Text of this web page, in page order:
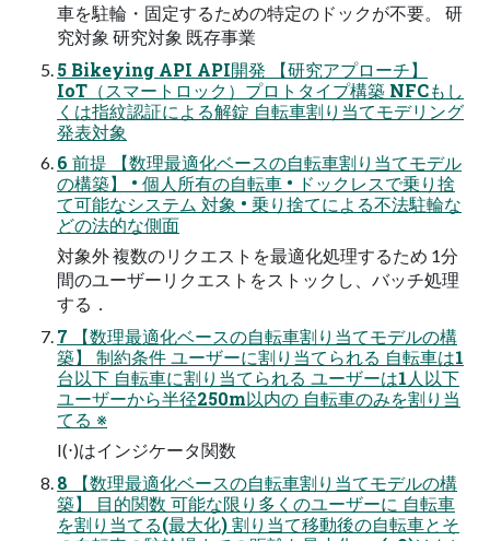
車を駐輪・固定するための特定のドックが不要。 研
究対象 研究対象 既存事業
5 Bikeying API API開発 【研究アプローチ】
IoT（スマートロック）プロトタイプ構築 NFCもし
くは指紋認証による解錠 自転車割り当てモデリング
発表対象
6 前提 【数理最適化ベースの自転車割り当てモデル
の構築】 • 個人所有の自転車 • ドックレスで乗り捨
て可能なシステム 対象 • 乗り捨てによる不法駐輪な
どの法的な側面
対象外 複数のリクエストを最適化処理するため 1分
間のユーザーリクエストをストックし、バッチ処理
する．
7 【数理最適化ベースの自転車割り当てモデルの構
築】 制約条件 ユーザーに割り当てられる 自転車は1
台以下 自転車に割り当てられる ユーザーは1人以下
ユーザーから半径250m以内の 自転車のみを割り当
てる ※
I(⋅)はインジケータ関数
8 【数理最適化ベースの自転車割り当てモデルの構
築】 目的関数 可能な限り多くのユーザーに 自転車
を割り当てる(最大化) 割り当て移動後の自転車とそ